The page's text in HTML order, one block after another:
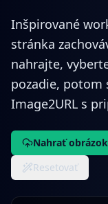
Inšpirované
stránka
nahrajte,
pozadie,
Image2URL s
Nahrať obrázok
Resetovať